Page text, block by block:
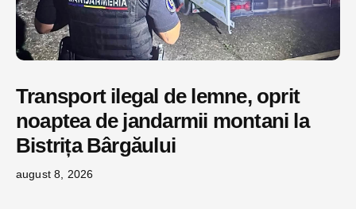
Transport ilegal de lemne, oprit
noaptea de jandarmii montani la
Bistrița Bârgăului
august 8, 2026